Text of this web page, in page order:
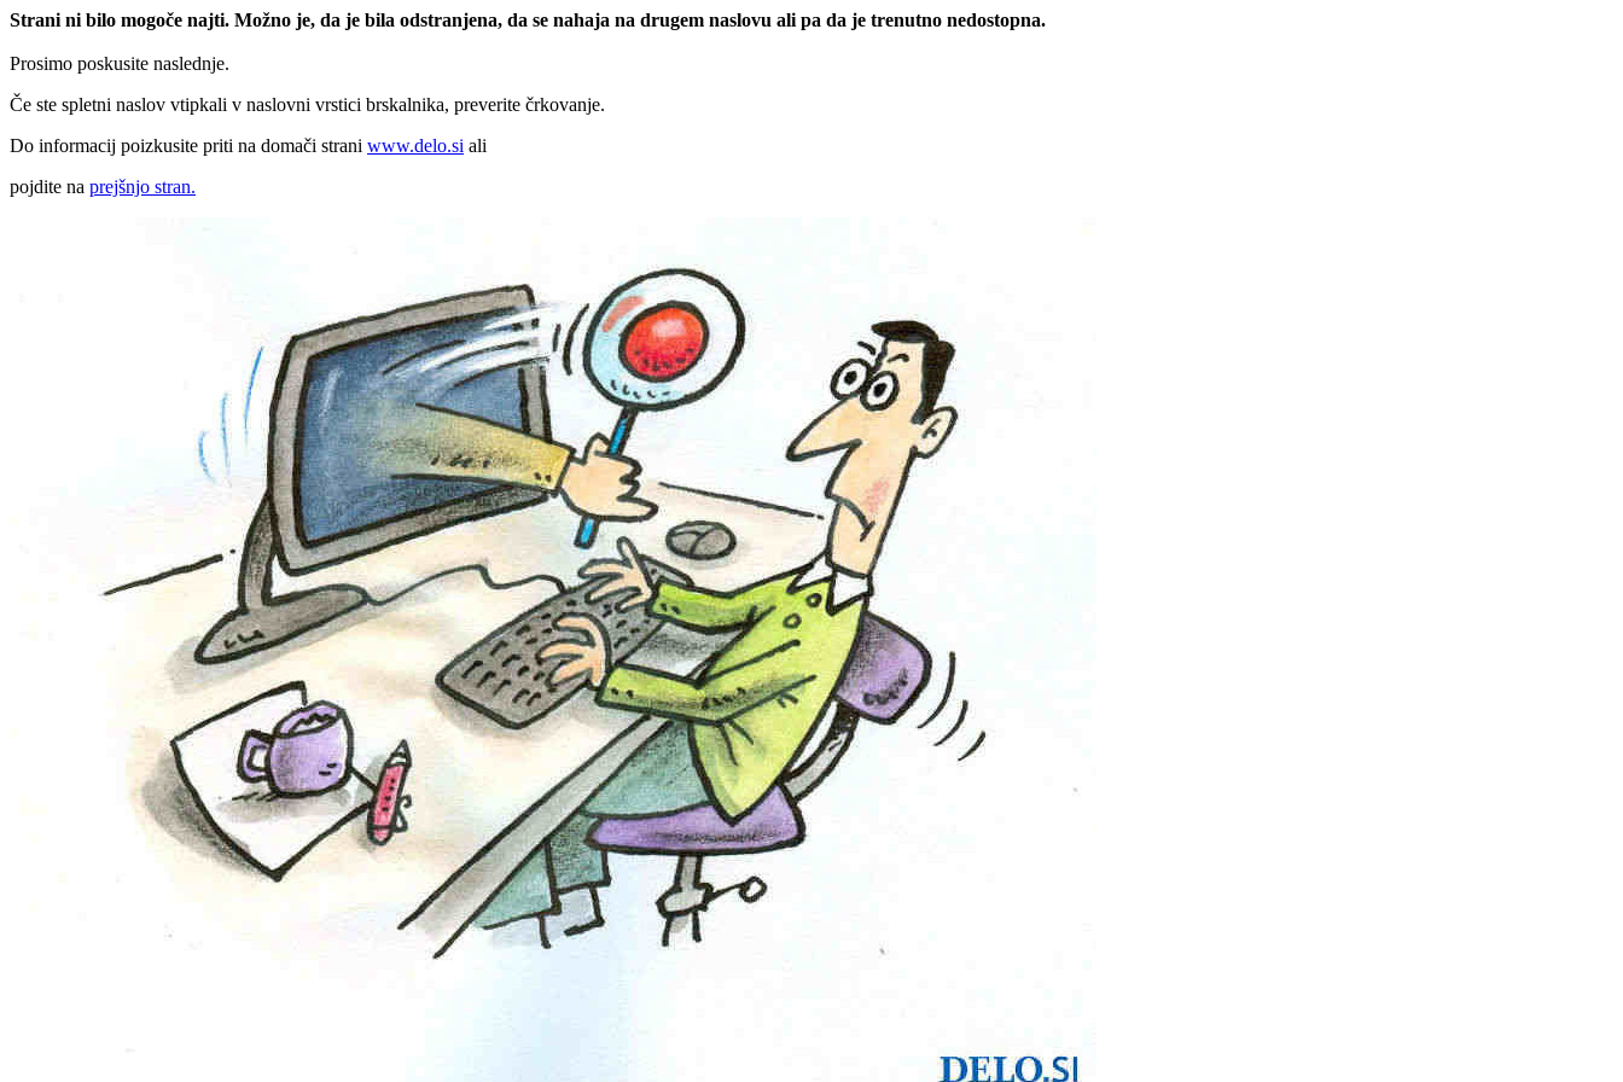
Strani ni bilo mogoče najti. Možno je, da je bila odstranjena, da se nahaja na drugem naslovu ali pa da je trenutno nedostopna.
Prosimo poskusite naslednje.
Če ste spletni naslov vtipkali v naslovni vrstici brskalnika, preverite črkovanje.
Do informacij poizkusite priti na domači strani www.delo.si ali
pojdite na prejšnjo stran.